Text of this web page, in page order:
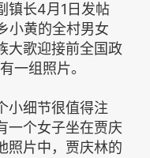
镇长4月1日发帖
小黄的全村男女
大歌迎接前全国政
一组照片。
细节很值得注
一个女子坐在贾庆
照片中，贾庆林的